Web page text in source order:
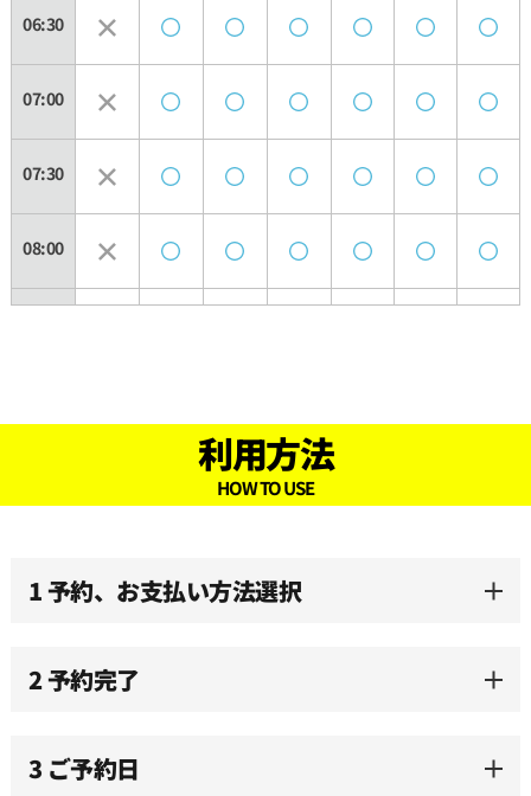
06:30
07:00
07:30
08:00
11:00
11:30
利用方法
HOW TO USE
1 予約、お支払い方法選択
2 予約完了
3 ご予約日